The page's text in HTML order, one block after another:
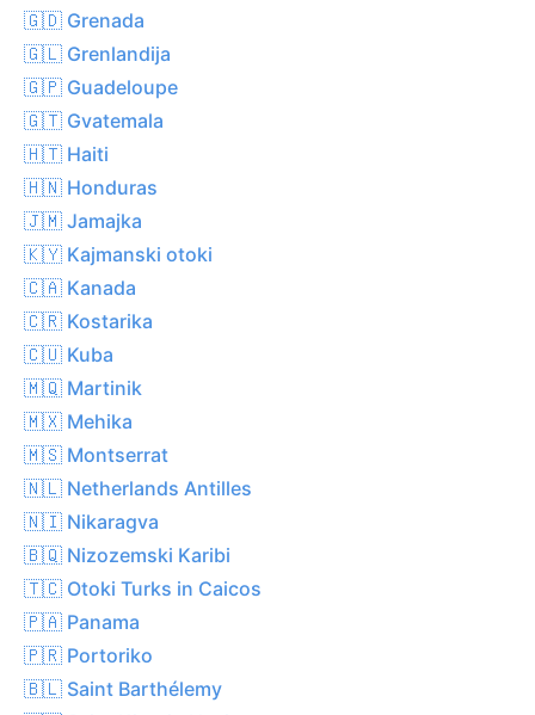
🇬🇩 Grenada
🇬🇱 Grenlandija
🇬🇵 Guadeloupe
🇬🇹 Gvatemala
🇭🇹 Haiti
🇭🇳 Honduras
🇯🇲 Jamajka
🇰🇾 Kajmanski otoki
🇨🇦 Kanada
🇨🇷 Kostarika
🇨🇺 Kuba
🇲🇶 Martinik
🇲🇽 Mehika
🇲🇸 Montserrat
🇳🇱 Netherlands Antilles
🇳🇮 Nikaragva
🇧🇶 Nizozemski Karibi
🇹🇨 Otoki Turks in Caicos
🇵🇦 Panama
🇵🇷 Portoriko
🇧🇱 Saint Barthélemy